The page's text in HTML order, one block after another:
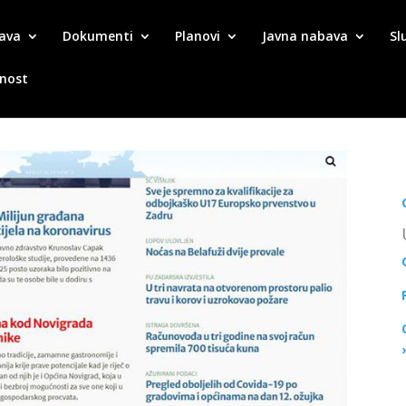
Dokumenti Planovi Javna nabava
- Mediji o nama